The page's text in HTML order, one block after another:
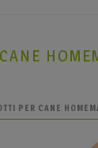
PER CANE